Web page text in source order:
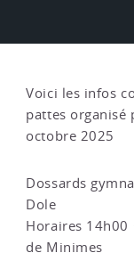
Voici les infos
pattes organisé
octobre 2025
Dossards
Dole
Horaires 14h00
de Minimes